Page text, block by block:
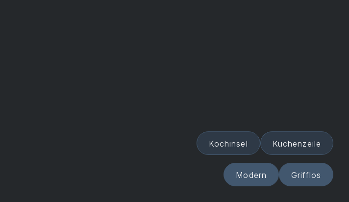
Modern Grifflos
Kochinsel Küchenzeile